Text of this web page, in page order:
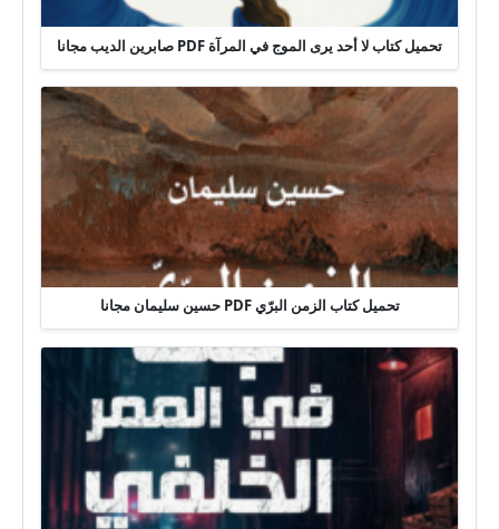
تحميل كتاب لا أحد يرى الموج في المرآة PDF صابرين الديب مجانا
تحميل كتاب الزمن البرّي PDF حسين سليمان مجانا